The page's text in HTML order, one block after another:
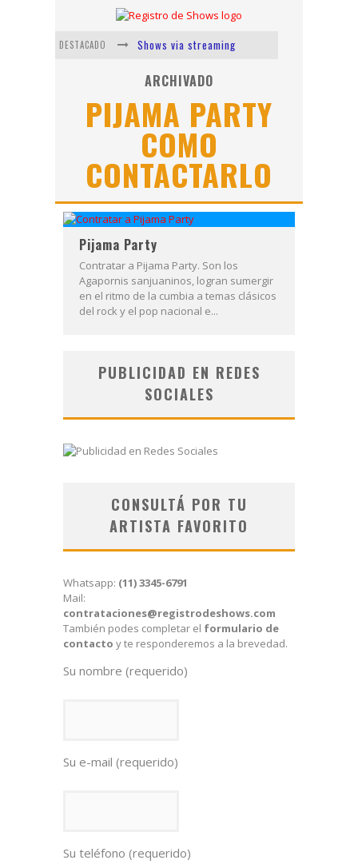
DESTACADO
Shows via streaming
Lit Killah
Nicki Nicole
Duki
Vi Em
Los Ángeles Azules
ARCHIVADO
PIJAMA PARTY
COMO
CONTACTARLO
Pijama Party
Contratar a Pijama Party. Son los
Agapornis sanjuaninos, logran sumergir
en el ritmo de la cumbia a temas clásicos
del rock y el pop nacional e...
PUBLICIDAD EN REDES
SOCIALES
CONSULTÁ POR TU
ARTISTA FAVORITO
Whatsapp: (11) 3345-6791
Mail:
contrataciones@registrodeshows.com
También podes completar el formulario de
contacto y te responderemos a la brevedad.
Su nombre (requerido)
Su e-mail (requerido)
Su teléfono (requerido)